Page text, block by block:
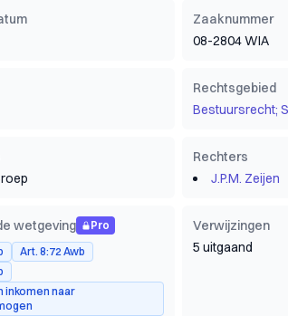
Zaaknummer
08-2804 WIA
Rechtsgebied
Bestuursrecht;
Rechters
J.P.M. Zeijen
wetgeving
Pro
Art. 8:72 Awb
inkomen naar
Verwijzingen
5 uitgaand